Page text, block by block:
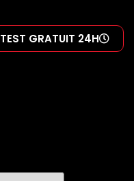
TEST GRATUIT 24H